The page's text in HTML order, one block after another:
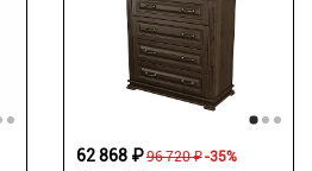
96 720 ₽
62 868 ₽ -35%